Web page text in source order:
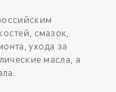
смазок,
ухода за
масла, а